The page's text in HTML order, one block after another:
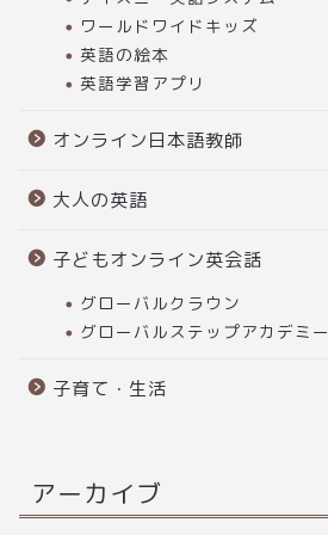
ワールドワイドキッズ
英語の絵本
英語学習アプリ
オンライン日本語教師
大人の英語
子どもオンライン英会話
グローバルクラウン
グローバルステップアカデミー
子育て・生活
アーカイブ